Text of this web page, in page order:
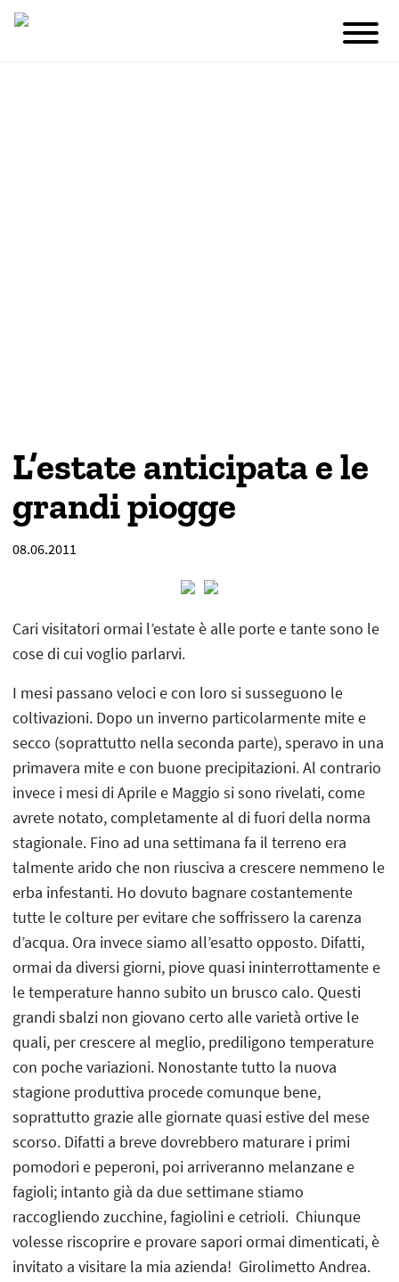
L’estate anticipata e le
grandi piogge
08.06.2011
Cari visitatori ormai l’estate è alle porte e tante sono le
cose di cui voglio parlarvi.
I mesi passano veloci e con loro si susseguono le
coltivazioni. Dopo un inverno particolarmente mite e
secco (soprattutto nella seconda parte), speravo in una
primavera mite e con buone precipitazioni. Al contrario
invece i mesi di Aprile e Maggio si sono rivelati, come
avrete notato, completamente al di fuori della norma
stagionale. Fino ad una settimana fa il terreno era
talmente arido che non riusciva a crescere nemmeno le
erba infestanti. Ho dovuto bagnare costantemente
tutte le colture per evitare che soffrissero la carenza
d’acqua. Ora invece siamo all’esatto opposto. Difatti,
ormai da diversi giorni, piove quasi ininterrottamente e
le temperature hanno subito un brusco calo. Questi
grandi sbalzi non giovano certo alle varietà ortive le
quali, per crescere al meglio, prediligono temperature
con poche variazioni. Nonostante tutto la nuova
stagione produttiva procede comunque bene,
soprattutto grazie alle giornate quasi estive del mese
scorso. Difatti a breve dovrebbero maturare i primi
pomodori e peperoni, poi arriveranno melanzane e
fagioli; intanto già da due settimane stiamo
raccogliendo zucchine, fagiolini e cetrioli. Chiunque
volesse riscoprire e provare sapori ormai dimenticati, è
invitato a visitare la mia azienda! Girolimetto Andrea.